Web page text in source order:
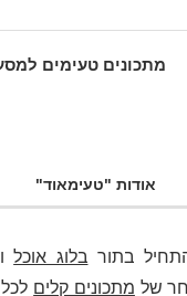
מתכונים טעימים
אודות "טעימאוד"
בתור בלוג אוכל
של מתכונים קלים